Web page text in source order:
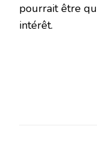
pourrait être
intérêt.